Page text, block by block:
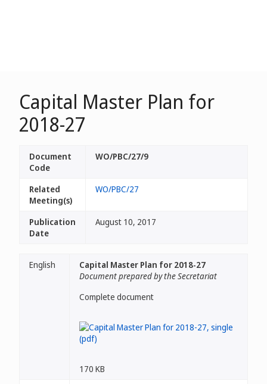
Capital Master Plan for
2018-27
Document
Code
WO/PBC/27/9
Related
Meeting(s)
WO/PBC/27
Publication
Date
August 10, 2017
English
Capital Master Plan for 2018-27
Document prepared by the Secretariat
Complete document
170 KB